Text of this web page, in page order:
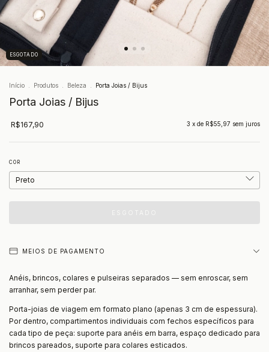
ESGOTADO
Início . Produtos . Beleza . Porta Joias / Bijus
Porta Joias / Bijus
R$167,90 3 x de R$55,97 sem juros
COR
MEIOS DE PAGAMENTO
Anéis, brincos, colares e pulseiras separados — sem enroscar, sem
arranhar, sem perder par.
Porta-joias de viagem em formato plano (apenas 3 cm de espessura).
Por dentro, compartimentos individuais com fechos específicos para
cada tipo de peça: suporte para anéis em barra, espaço dedicado para
brincos pareados, suporte para colares esticados.